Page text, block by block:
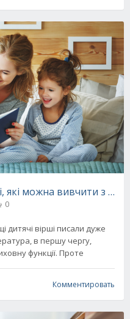
які можна вивчити з
0
вірші писали дуже
в першу чергу,
функції. Проте
Комментировать